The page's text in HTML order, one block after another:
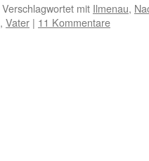
Verschlagwortet mit Ilmenau,
, Vater | 11 Kommentare